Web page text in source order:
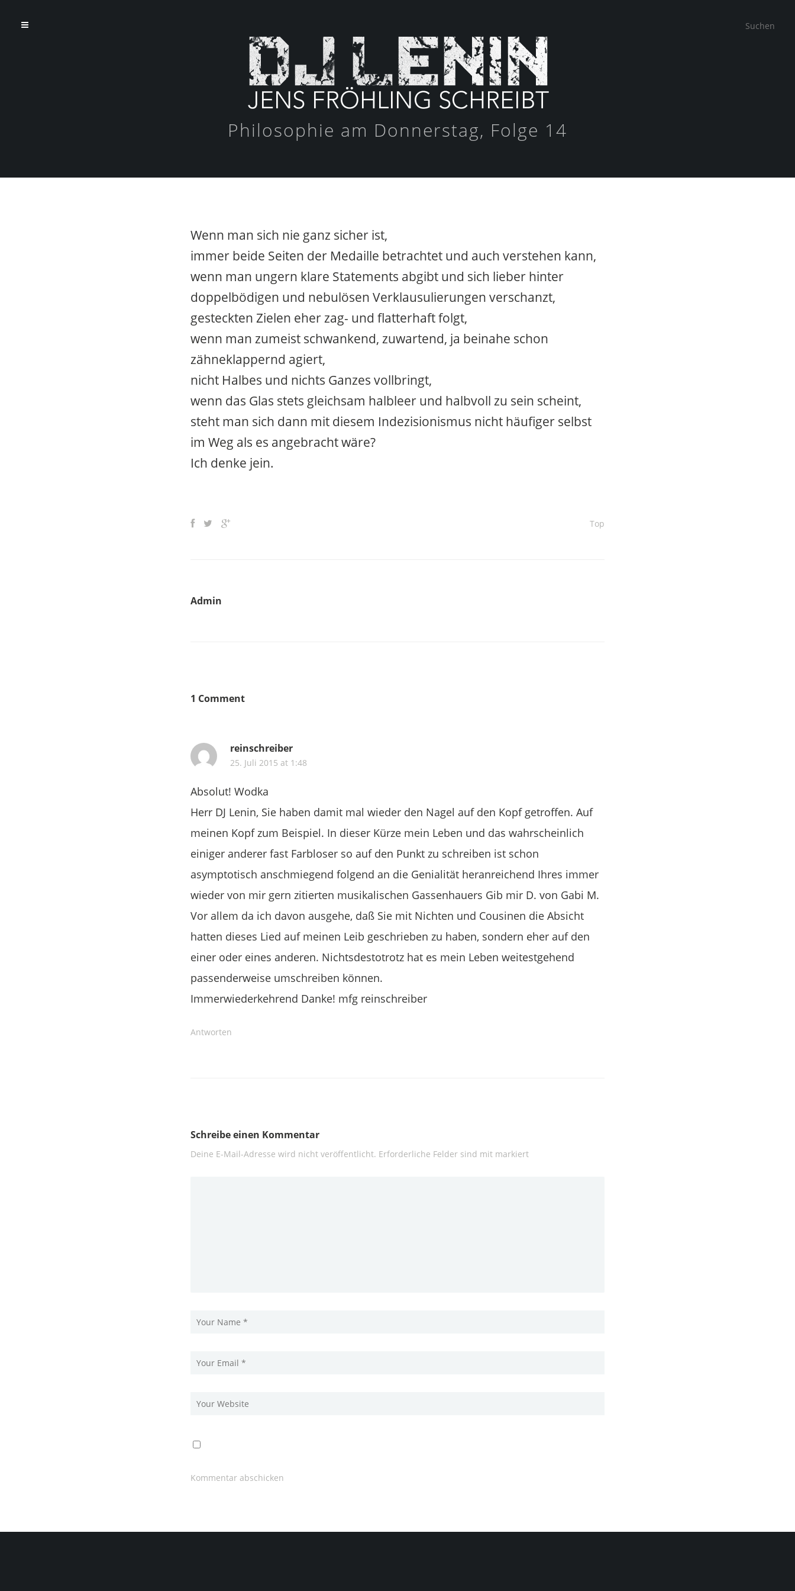
Philosophie am Donnerstag, Folge 14
Wenn man sich nie ganz sicher ist,
immer beide Seiten der Medaille betrachtet und auch verstehen kann,
wenn man ungern klare Statements abgibt und sich lieber hinter
doppelbödigen und nebulösen Verklausulierungen verschanzt,
gesteckten Zielen eher zag- und flatterhaft folgt,
wenn man zumeist schwankend, zuwartend, ja beinahe schon
zähneklappernd agiert,
nicht Halbes und nichts Ganzes vollbringt,
wenn das Glas stets gleichsam halbleer und halbvoll zu sein scheint,
steht man sich dann mit diesem Indezisionismus nicht häufiger selbst
im Weg als es angebracht wäre?
Ich denke jein.
Top
Admin
1 Comment
reinschreiber
25. Juli 2015 at 1:48
Absolut! Wodka
Herr DJ Lenin, Sie haben damit mal wieder den Nagel auf den Kopf getroffen. Auf
meinen Kopf zum Beispiel. In dieser Kürze mein Leben und das wahrscheinlich
einiger anderer fast Farbloser so auf den Punkt zu schreiben ist schon
asymptotisch anschmiegend folgend an die Genialität heranreichend Ihres immer
wieder von mir gern zitierten musikalischen Gassenhauers Gib mir D. von Gabi M.
Vor allem da ich davon ausgehe, daß Sie mit Nichten und Cousinen die Absicht
hatten dieses Lied auf meinen Leib geschrieben zu haben, sondern eher auf den
einer oder eines anderen. Nichtsdestotrotz hat es mein Leben weitestgehend
passenderweise umschreiben können.
Immerwiederkehrend Danke! mfg reinschreiber
Antworten
Schreibe einen Kommentar
Deine E-Mail-Adresse wird nicht veröffentlicht. Erforderliche Felder sind mit markiert